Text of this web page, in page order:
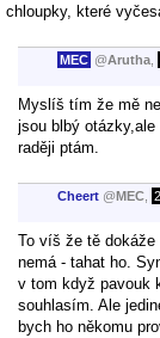
chloupky, které
MEC @Arutha
Myslíš tím že mě
jsou blbý
raději ptám.
Cheert @MEC
To víš že tě
nemá - tahat ho.
v tom když pavouk
souhlasím. Ale
bych ho někomu